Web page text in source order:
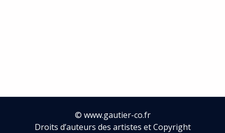
© www.gautier-co.fr
Droits d’auteurs des artistes et Copyright